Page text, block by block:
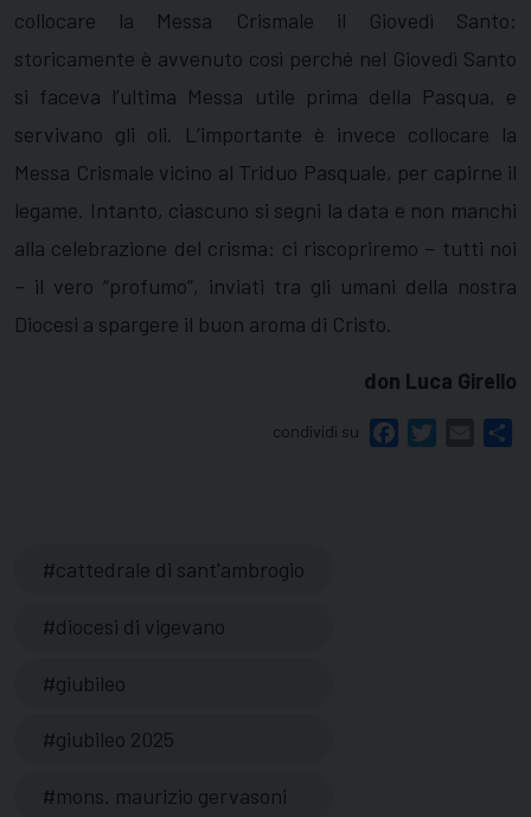
collocare la Messa Crismale il Giovedì Santo:
storicamente è avvenuto così perché nel Giovedì Santo
si faceva l’ultima Messa utile prima della Pasqua, e
servivano gli oli. L’importante è invece collocare la
Messa Crismale vicino al Triduo Pasquale, per capirne il
legame. Intanto, ciascuno si segni la data e non manchi
alla celebrazione del crisma: ci riscopriremo – tutti noi
– il vero “profumo”, inviati tra gli umani della nostra
Diocesi a spargere il buon aroma di Cristo.
don Luca Girello
condividi su FacebookTwitterEmail
cattedrale di sant'ambrogio
diocesi di vigevano
giubileo
giubileo 2025
mons. maurizio gervasoni